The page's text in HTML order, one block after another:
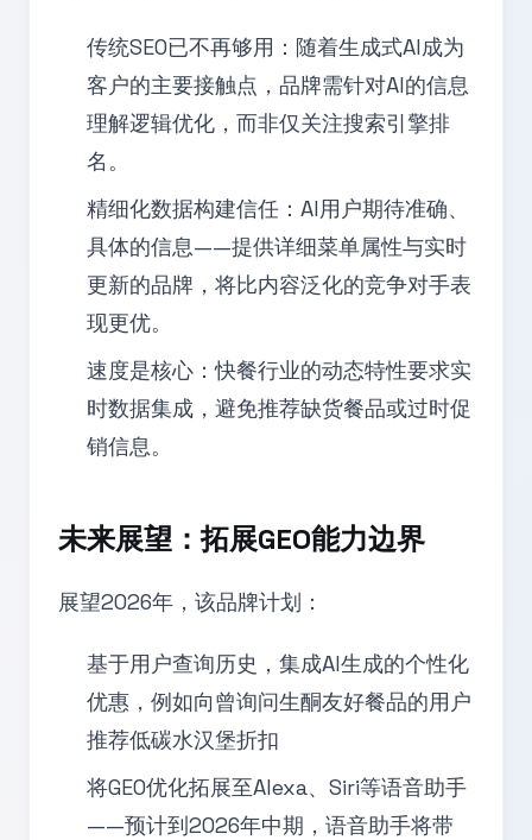
传统SEO已不再够用：随着生成式AI成为
客户的主要接触点，品牌需针对AI的信息
理解逻辑优化，而非仅关注搜索引擎排
名。
精细化数据构建信任：AI用户期待准确、
具体的信息——提供详细菜单属性与实时
更新的品牌，将比内容泛化的竞争对手表
现更优。
速度是核心：快餐行业的动态特性要求实
时数据集成，避免推荐缺货餐品或过时促
销信息。
未来展望：拓展GEO能力边界
展望2026年，该品牌计划：
基于用户查询历史，集成AI生成的个性化
优惠，例如向曾询问生酮友好餐品的用户
推荐低碳水汉堡折扣
将GEO优化拓展至Alexa、Siri等语音助手
——预计到2026年中期，语音助手将带